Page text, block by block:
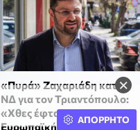
×
«Πυρά» Ζαχαριάδη κατά
ΝΔ για τον Τριαντόπουλο:
«Χθες έφταιγε η
Ευρωπαϊκή Εισαγγελία,
ΑΠΟΡΡΗΤΟ